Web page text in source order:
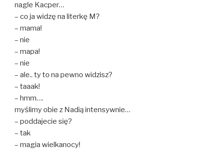
nagle Kacper…
– co ja widzę na literkę M?
– mama!
– nie
– mapa!
– nie
– ale.. ty to na pewno widzisz?
– taaak!
– hmm….
myślimy obie z Nadią intensywnie…
– poddajecie się?
– tak
– magia wielkanocy!